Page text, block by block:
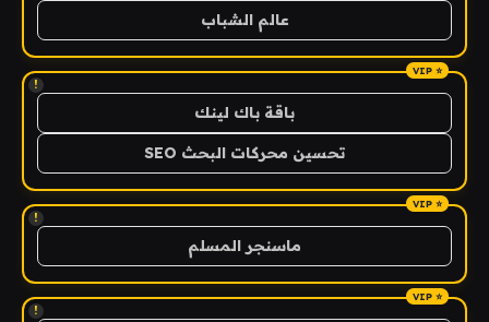
عالم الشباب
!
باقة باك لينك
تحسين محركات البحث SEO
!
ماسنجر المسلم
!